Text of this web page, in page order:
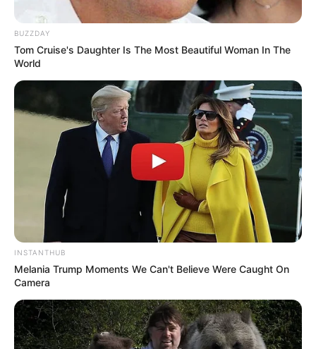
(foto: demilked)
Baca juga :10 Perhiasan dengan Desain Unik, Bentuk Tupai
hingga Ceker Ayam
Unik banget bukan? Tak perlu bingung lagi memilih desain rumah
lagi ya!
TAGS DESAIN RUMAH JEPANG
BUZZDAY
Tom Cruise's Daughter Is The Most Beautiful Woman In The
World
INSTANTHUB
Melania Trump Moments We Can't Believe Were Caught On
Camera